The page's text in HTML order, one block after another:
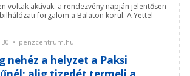
voltak aktívak: a rendezvény napján jelentősen
forgalom a Balaton körül. A Yettel
• penzcentrum.hu
nehéz a helyzet a Paksi